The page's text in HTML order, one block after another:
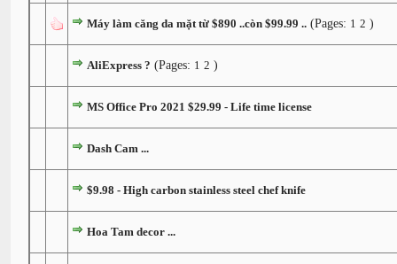
Máy làm căng da mặt từ $890 ..còn $99.99 .. (Pages: 1 2 )
AliExpress ? (Pages: 1 2 )
MS Office Pro 2021 $29.99 - Life time license
Dash Cam ...
$9.98 - High carbon stainless steel chef knife
Hoa Tam decor ...